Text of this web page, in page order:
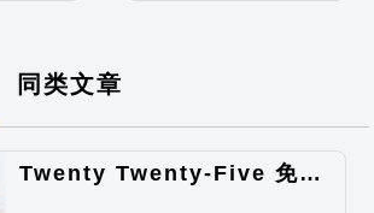
同类文章
Twenty Twenty-Five 免费的WordPress内容主题